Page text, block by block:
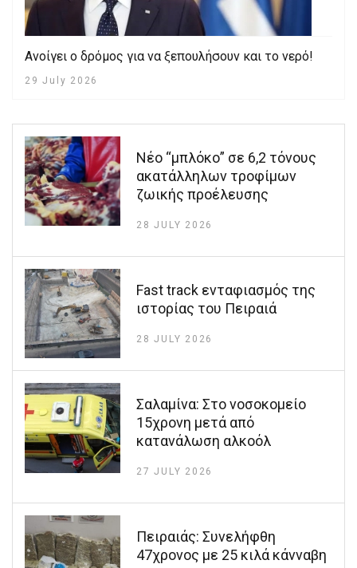
Ανοίγει ο δρόμος για να ξεπουλήσουν και το νερό!
29 July 2026
Νέο “μπλόκο” σε 6,2 τόνους
ακατάλληλων τροφίμων
ζωικής προέλευσης
28 JULY 2026
Fast track ενταφιασμός της
ιστορίας του Πειραιά
28 JULY 2026
Σαλαμίνα: Στο νοσοκομείο
15χρονη μετά από
κατανάλωση αλκοόλ
27 JULY 2026
Πειραιάς: Συνελήφθη
47χρονος με 25 κιλά κάνναβη